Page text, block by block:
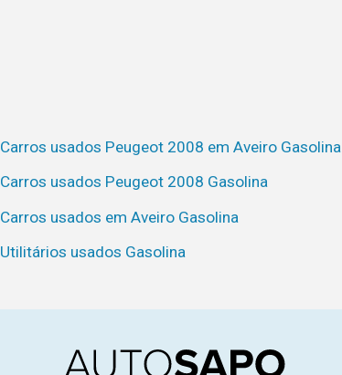
Carros usados Peugeot 2008 em Aveiro Gasolina
Carros usados Peugeot 2008 Gasolina
Carros usados em Aveiro Gasolina
Utilitários usados Gasolina